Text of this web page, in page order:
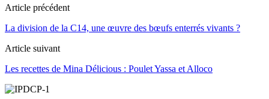
Article précédent
La division de la C14, une œuvre des bœufs enterrés vivants ?
Article suivant
Les recettes de Mina Délicious : Poulet Yassa et Alloco